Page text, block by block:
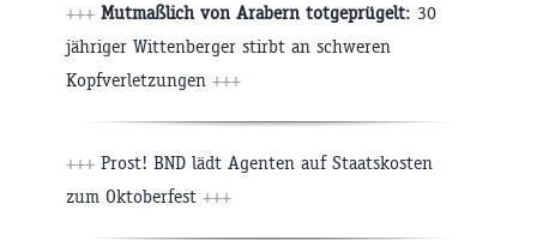
+++ Mutmaßlich von Arabern totgeprügelt: 30
jähriger Wittenberger stirbt an schweren
Kopfverletzungen +++
+++ Prost! BND lädt Agenten auf Staatskosten
zum Oktoberfest +++